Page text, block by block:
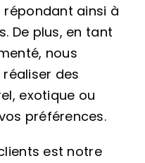
ainsi à
De plus, en tant
nous
des
exotique ou
préférences.
est notre